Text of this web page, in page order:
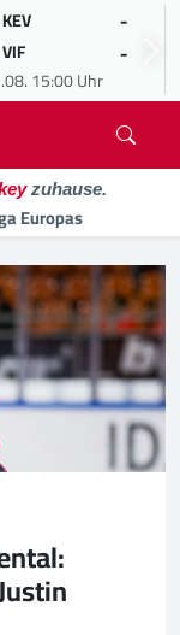
KEV -
VIF -
15:00 Uhr
zuhause.
Europas